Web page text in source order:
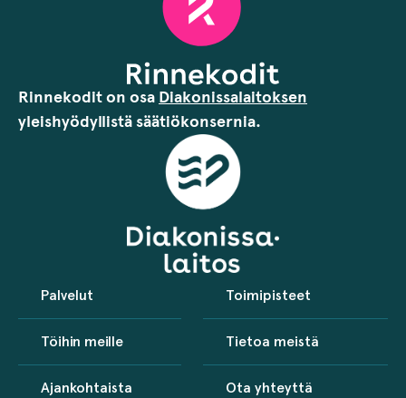
Rinnekodit on osa Diakonissalaitoksen
yleishyödyllistä säätiökonsernia.
Palvelut Toimipisteet
Töihin meille Tietoa meistä
Ajankohtaista Ota yhteyttä